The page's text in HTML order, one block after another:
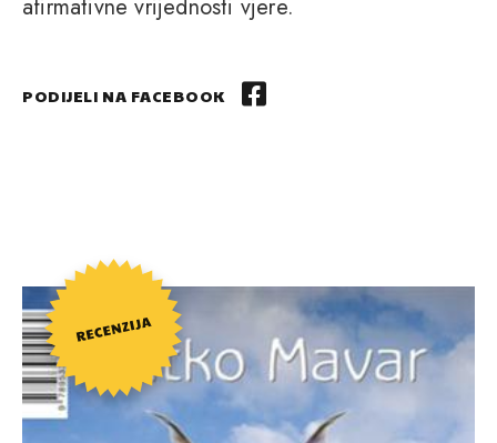
afirmativne vrijednosti vjere.
PODIJELI NA FACEBOOK